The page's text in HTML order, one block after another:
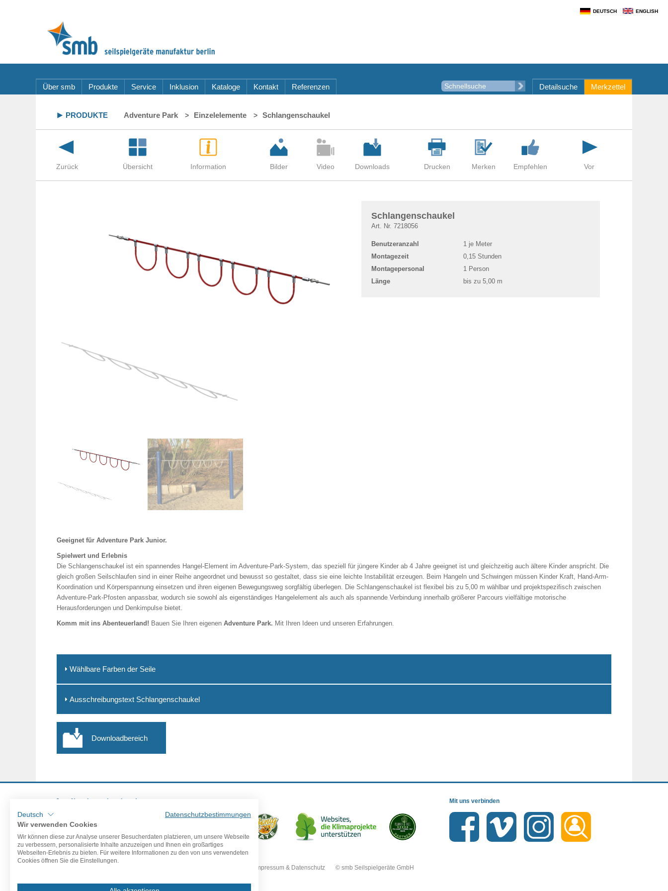
DEUTSCH ENGLISH
Über smb Produkte Service Inklusion Kataloge Kontakt Referenzen Detailsuche Merkzettel
PRODUKTE Adventure Park Einzelelemente Schlangenschaukel
Schlangenschaukel
Art. Nr. 7218056
Benutzeranzahl
1 je Meter
Montagezeit
0,15 Stunden
Montagepersonal
1 Person
Länge
bis zu 5,00 m
Geeignet für Adventure Park Junior.
Spielwert und Erlebnis
Die Schlangenschaukel ist ein spannendes Hangel-Element im Adventure-Park-System, das speziell für jüngere Kinder ab 4 Jahre geeignet ist und gleichzeitig auch ältere Kinder anspricht. Die
gleich großen Seilschlaufen sind in einer Reihe angeordnet und bewusst so gestaltet, dass sie eine leichte Instabilität erzeugen. Beim Hangeln und Schwingen müssen Kinder Kraft, Hand-Arm-
Koordination und Körperspannung einsetzen und ihren eigenen Bewegungsweg sorgfältig überlegen. Die Schlangenschaukel ist flexibel bis zu 5,00 m wählbar und projektspezifisch zwischen
Adventure-Park-Pfosten anpassbar, wodurch sie sowohl als eigenständiges Hangelelement als auch als spannende Verbindung innerhalb größerer Parcours vielfältige motorische
Herausforderungen und Denkimpulse bietet.
Komm mit ins Abenteuerland! Bauen Sie Ihren eigenen Adventure Park. Mit Ihren Ideen und unseren Erfahrungen.
Wählbare Farben der Seile
Ausschreibungstext Schlangenschaukel
Downloadbereich
Jetzt Newsletter abonnieren! Mit uns verbinden
Impressum & Datenschutz © smb Seilspielgeräte GmbH
Deutsch
Datenschutzbestimmungen
Wir verwenden Cookies
Wir können diese zur Analyse unserer Besucherdaten platzieren, um unsere Webseite
zu verbessern, personalisierte Inhalte anzuzeigen und Ihnen ein großartiges
Webseiten-Erlebnis zu bieten. Für weitere Informationen zu den von uns verwendeten
Cookies öffnen Sie die Einstellungen.